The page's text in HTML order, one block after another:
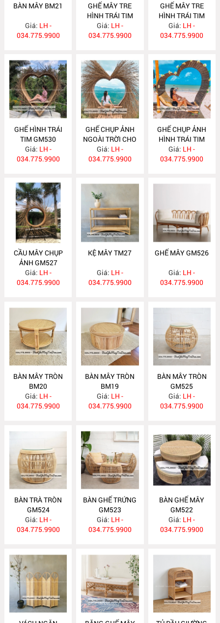
BÀN MÂY BM21
Giá: LH -
034.775.9900
GHẾ MÂY TRE
HÌNH TRÁI TIM
GM532
Giá: LH -
034.775.9900
GHẾ MÂY TRE
HÌNH TRÁI TIM
GM531
Giá: LH -
034.775.9900
GHẾ HÌNH TRÁI
TIM GM530
Giá: LH -
034.775.9900
GHẾ CHỤP ẢNH
NGOÀI TRỜI CHO
RESOT GM529
Giá: LH -
034.775.9900
GHẾ CHỤP ẢNH
HÌNH TRÁI TIM
GM528
Giá: LH -
034.775.9900
CẦU MÂY CHỤP
ẢNH GM527
Giá: LH -
034.775.9900
KỆ MÂY TM27
Giá: LH -
034.775.9900
GHẾ MÂY GM526
Giá: LH -
034.775.9900
BÀN MÂY TRÒN
BM20
Giá: LH -
034.775.9900
BÀN MÂY TRÒN
BM19
Giá: LH -
034.775.9900
BÀN MÂY TRÒN
GM525
Giá: LH -
034.775.9900
BÀN TRÀ TRÒN
GM524
Giá: LH -
034.775.9900
BÀN GHẾ TRỨNG
GM523
Giá: LH -
034.775.9900
BÀN GHẾ MÂY
GM522
Giá: LH -
034.775.9900